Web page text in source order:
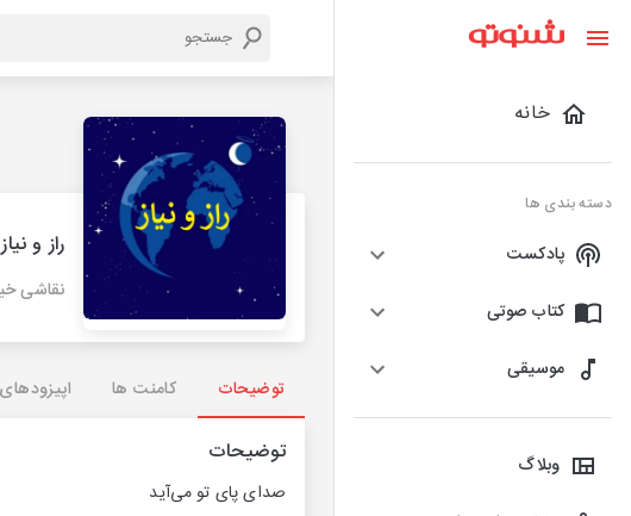
خانه
دسته بندی ها
پادکست
کتاب صوتی
موسیقی
وبلاگ
راز و نیاز
نقاشی
توضیحات کامنت ها
توضیحات
صدای پای تو می‌آید